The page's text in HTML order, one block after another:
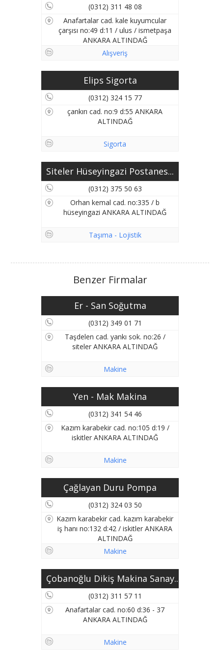
(0312) 311 48 08
Anafartalar cad. kale kuyumcular
çarşısı no:49 d:11 / ulus / ismetpaşa
ANKARA ALTINDAĞ
Alışveriş
Elips Sigorta
(0312) 324 15 77
çankırı cad. no:9 d:55 ANKARA
ALTINDAĞ
Sigorta
Siteler Hüseyingazi Postanes...
(0312) 375 50 63
Orhan kemal cad. no:335 / b
hüseyingazi ANKARA ALTINDAĞ
Taşıma - Lojistik
Benzer Firmalar
Er - San Soğutma
(0312) 349 01 71
Taşdelen cad. yankı sok. no:26 /
siteler ANKARA ALTINDAĞ
Makine
Yen - Mak Makina
(0312) 341 54 46
Kazım karabekir cad. no:105 d:19 /
iskitler ANKARA ALTINDAĞ
Makine
Çağlayan Duru Pompa
(0312) 324 03 50
Kazım karabekir cad. kazım karabekir
iş hanı no:132 d:42 / iskitler ANKARA
ALTINDAĞ
Makine
Çobanoğlu Dikiş Makina Sanay...
(0312) 311 57 11
Anafartalar cad. no:60 d:36 - 37
ANKARA ALTINDAĞ
Makine